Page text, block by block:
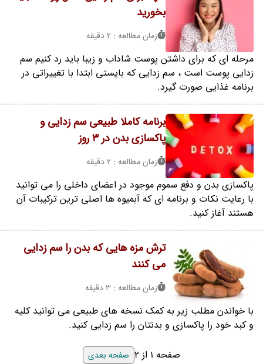
بخورید
زمان مطالعه : 2 دقیقه
مرحله ای که برای داشتن پوست شاداب و زیبا باید رد کنیم سم
زدایی پوست است ، سم زدایی که بایستی ابتدا با تغییراتی در
برنامه غذایی صورت گیرد.
برنامه کاملا طبیعی سم زدایی و
پاکسازی بدن در 3 روز
زمان مطالعه : 2 دقیقه
پاکسازی بدن و دفع سموم موجود در اعضای داخلی را می توانید
با رعایت نکات و برنامه ای که آبمیوه ها اصلی ترین ترکیبات آن
هستند آغاز کنید.
ترش مزه هایی که بدن را سم زدایی
می کنند
زمان مطالعه : 3 دقیقه
با خواندن مطلب زیر به کمک نسخه های طبیعی می توانید کلیه
و کبد خود را پاکسازی و بدنتان را سم زدایی کنید.
صفحه 1 از 2 صفحه بعدی